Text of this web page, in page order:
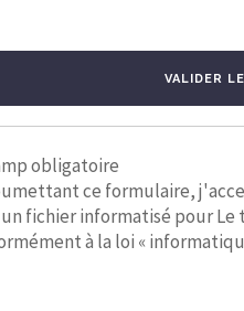
VALIDER
obligatoire
ce formulaire,
fichier informatisé pour Le
à la loi «